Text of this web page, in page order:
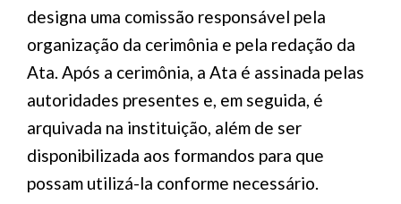
designa uma comissão responsável pela
organização da cerimônia e pela redação da
Ata. Após a cerimônia, a Ata é assinada pelas
autoridades presentes e, em seguida, é
arquivada na instituição, além de ser
disponibilizada aos formandos para que
possam utilizá-la conforme necessário.